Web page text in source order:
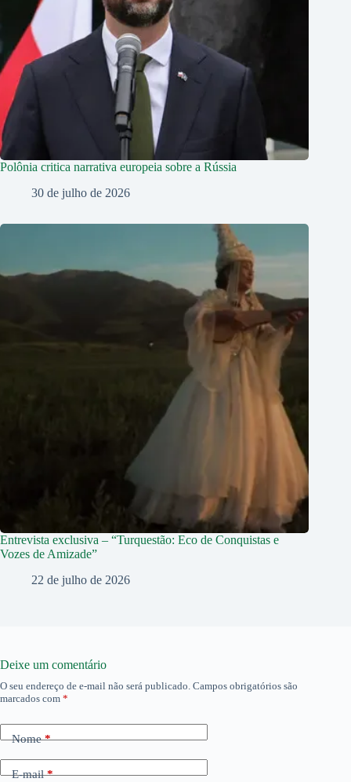
Polônia critica narrativa europeia sobre a Rússia
30 de julho de 2026
Entrevista exclusiva – “Turquestão: Eco de Conquistas e
Vozes de Amizade”
22 de julho de 2026
Deixe um comentário
O seu endereço de e-mail não será publicado. Campos obrigatórios são
marcados com *
Nome*
E-mail*